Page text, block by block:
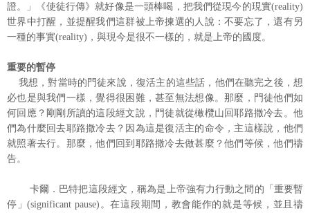
證。」《使徒行傳》就好像是一頭棒喝，把我們從現今的現實(reality)
世界中打醒，並提醒我們這群被上帝揀選的人說：不要忘了，還有另
一種的事實(reality)，與現今是很不一樣的，就是上帝的國度。
重要的暫停
我想，對當時的門徒來說，復活主的這些話，他們在聽完之後，想
必也是與我們一樣，覺得很困難，甚至無法想像。那麼，門徒他們如
何回應？剛剛所讀的這段經文說，門徒就從橄欖山回耶路撒冷去。他
們為什麼回去耶路撒冷去？因為這是復活主的命令，主這樣說，他們
就照著去行。那麼，他們回到耶路撒冷去做甚麼？他們等候，他們禱
告。
卡爾．巴特把這段經文，稱為是上帝強有力行動之間的「重要暫
停」(significant pause)。在這段期間，教會能作的就是等候，並且禱